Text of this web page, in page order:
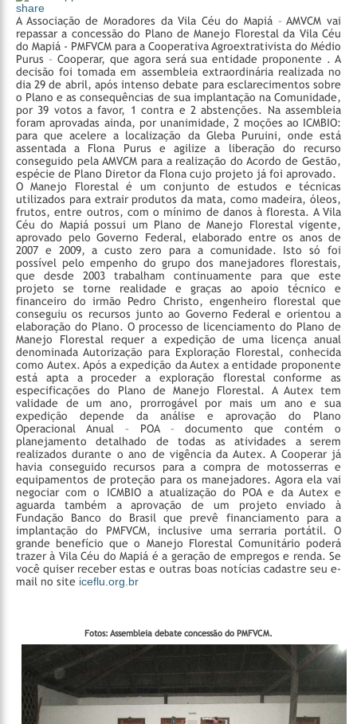
share
A Associação de Moradores da Vila Céu do Mapiá – AMVCM vai
repassar a concessão do Plano de Manejo Florestal da Vila Céu
do Mapiá - PMFVCM para a Cooperativa Agroextrativista do Médio
Purus – Cooperar, que agora será sua entidade proponente . A
decisão foi tomada em assembleia extraordinária realizada no
dia 29 de abril, após intenso debate para esclarecimentos sobre
o Plano e as consequências de sua implantação na Comunidade,
por 39 votos a favor, 1 contra e 2 abstenções. Na assembleia
foram aprovadas ainda, por unanimidade, 2 moções ao ICMBIO:
para que acelere a localização da Gleba Puruini, onde está
assentada a Flona Purus e agilize a liberação do recurso
conseguido pela AMVCM para a realização do Acordo de Gestão,
espécie de Plano Diretor da Flona cujo projeto já foi aprovado.
O Manejo Florestal é um conjunto de estudos e técnicas
utilizados para extrair produtos da mata, como madeira, óleos,
frutos, entre outros, com o mínimo de danos à floresta. A Vila
Céu do Mapiá possui um Plano de Manejo Florestal vigente,
aprovado pelo Governo Federal, elaborado entre os anos de
2007 e 2009, a custo zero para a comunidade. Isto só foi
possível pelo empenho do grupo dos manejadores florestais,
que desde 2003 trabalham continuamente para que este
projeto se torne realidade e graças ao apoio técnico e
financeiro do irmão Pedro Christo, engenheiro florestal que
conseguiu os recursos junto ao Governo Federal e orientou a
elaboração do Plano. O processo de licenciamento do Plano de
Manejo Florestal requer a expedição de uma licença anual
denominada Autorização para Exploração Florestal, conhecida
como Autex. Após a expedição da Autex a entidade proponente
está apta a proceder a exploração florestal conforme as
especificações do Plano de Manejo Florestal. A Autex tem
validade de um ano, prorrogável por mais um ano e sua
expedição depende da análise e aprovação do Plano
Operacional Anual – POA – documento que contém o
planejamento detalhado de todas as atividades a serem
realizados durante o ano de vigência da Autex. A Cooperar já
havia conseguido recursos para a compra de motosserras e
equipamentos de proteção para os manejadores. Agora ela vai
negociar com o ICMBIO a atualização do POA e da Autex e
aguarda também a aprovação de um projeto enviado à
Fundação Banco do Brasil que prevê financiamento para a
implantação do PMFVCM, inclusive uma serraria portátil. O
grande benefício que o Manejo Florestal Comunitário poderá
trazer à Vila Céu do Mapiá é a geração de empregos e renda. Se
você quiser receber estas e outras boas notícias cadastre seu e-
mail no site iceflu.org.br
Fotos: Assembleia debate concessão do PMFVCM.